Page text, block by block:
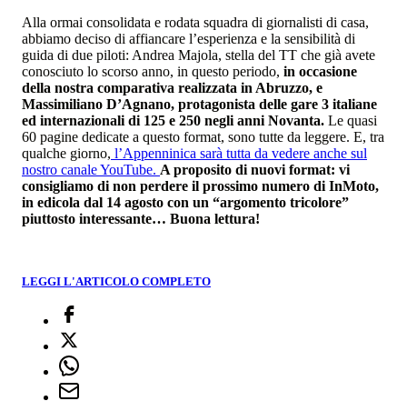
Alla ormai consolidata e rodata squadra di giornalisti di casa,
abbiamo deciso di affiancare l’esperienza e la sensibilità di
guida di due piloti: Andrea Majola, stella del TT che già avete
conosciuto lo scorso anno, in questo periodo, in occasione
della nostra comparativa realizzata in Abruzzo, e
Massimiliano D’Agnano, protagonista delle gare 3 italiane
ed internazionali di 125 e 250 negli anni Novanta. Le quasi
60 pagine dedicate a questo format, sono tutte da leggere. E, tra
qualche giorno, l’Appenninica sarà tutta da vedere anche sul
nostro canale YouTube. A proposito di nuovi format: vi
consigliamo di non perdere il prossimo numero di InMoto,
in edicola dal 14 agosto con un “argomento tricolore”
piuttosto interessante… Buona lettura!
LEGGI L'ARTICOLO COMPLETO